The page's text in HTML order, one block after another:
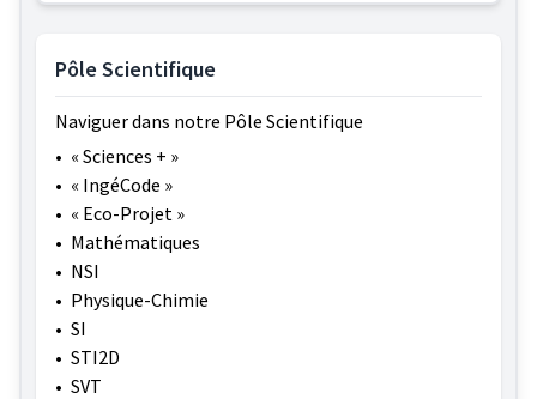
Pôle Scientifique
Naviguer dans notre Pôle Scientifique
• « Sciences + »
• « IngéCode »
• « Eco-Projet »
• Mathématiques
• NSI
• Physique-Chimie
• SI
• STI2D
• SVT